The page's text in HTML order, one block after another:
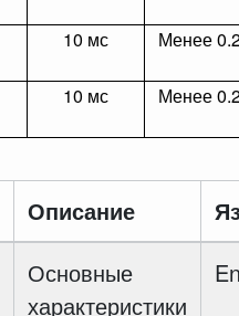
10 мс Менее
10 мс Менее
Описание
Основные
характеристики